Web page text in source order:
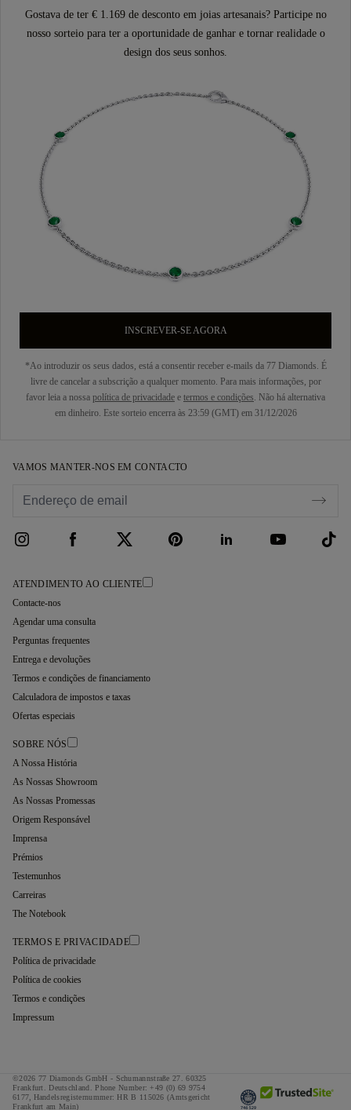
Gostava de ter € 1.169 de desconto em joias artesanais? Participe no
nosso sorteio para ter a oportunidade de ganhar e tornar realidade o
design dos seus sonhos.
INSCREVER-SE AGORA
*Ao introduzir os seus dados, está a consentir receber e-mails da 77 Diamonds. É
livre de cancelar a subscrição a qualquer momento. Para mais informações, por
favor leia a nossa política de privacidade e termos e condições . Não há alternativa
em dinheiro. Este sorteio encerra às 23:59 (GMT) em 31/12/2026
VAMOS MANTER-NOS EM CONTACTO
ATENDIMENTO AO CLIENTE
Contacte-nos
Agendar uma consulta
Perguntas frequentes
Entrega e devoluções
Termos e condições de financiamento
Calculadora de impostos e taxas
Ofertas especiais
SOBRE NÓS
A Nossa História
As Nossas Showroom
As Nossas Promessas
Origem Responsável
Imprensa
Prémios
Testemunhos
Carreiras
The Notebook
TERMOS E PRIVACIDADE
Política de privacidade
Política de cookies
Termos e condições
Impressum
©2026 77 Diamonds GmbH - Schumannstraße 27. 60325
Frankfurt. Deutschland. Phone Number: +49 (0) 69 9754
6177, Handelsregisternummer: HR B 115026 (Amtsgericht
Frankfurt am Main)